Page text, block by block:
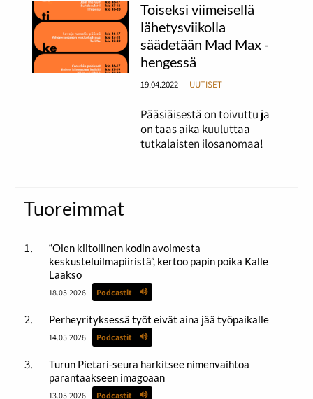
Toiseksi viimeisellä
lähetysviikolla
säädetään Mad Max -
hengessä
19.04.2022 UUTISET
Pääsiäisestä on toivuttu ja
on taas aika kuuluttaa
tutkalaisten ilosanomaa!
Tuoreimmat
“Olen kiitollinen kodin avoimesta
keskusteluilmapiiristä”, kertoo papin poika Kalle
Laakso
18.05.2026 Podcastit
Perheyrityksessä työt eivät aina jää työpaikalle
14.05.2026 Podcastit
Turun Pietari-seura harkitsee nimenvaihtoa
parantaakseen imagoaan
13.05.2026 Podcastit